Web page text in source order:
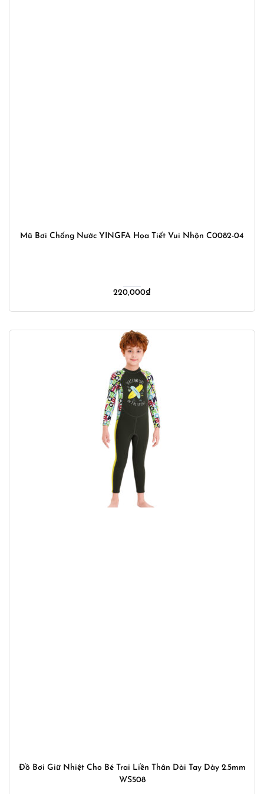
Mũ Bơi Chống Nước YINGFA Họa Tiết Vui Nhộn C0082-04
220,000₫
Đồ Bơi Giữ Nhiệt Cho Bé Trai Liền Thân Dài Tay Dày 2.5mm
WS508